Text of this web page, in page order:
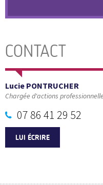
CONTACT
Lucie PONTRUCHER
Chargée d'actions
07 86 41 29 52
LUI ÉCRIRE